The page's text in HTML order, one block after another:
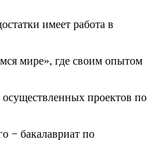
имеет работа в
мире», где своим опытом
проектов по
− бакалавриат по